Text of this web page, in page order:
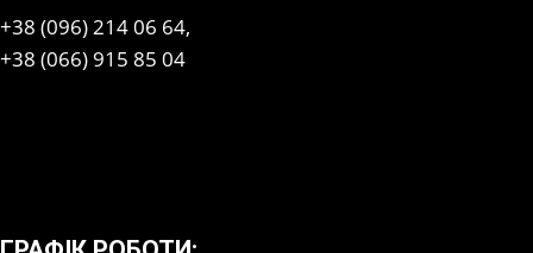
+38 (096) 214 06 64,
+38 (066) 915 85 04